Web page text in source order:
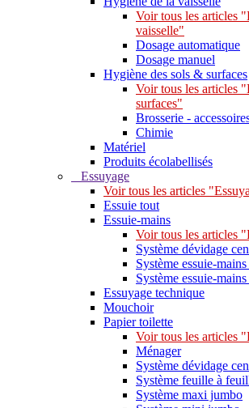
Voir tous les articles
vaisselle"
Dosage automatique
Dosage manuel
Hygiène des sols & surfaces
Voir tous les articles
surfaces"
Brosserie -
Chimie
Matériel
Produits écolabellisés
Essuyage
Voir tous les articles
Essuie tout
Essuie-mains
Voir tous les articles
Système dévidage
Système essuie-
Système essuie-
Essuyage technique
Mouchoir
Papier toilette
Voir tous les articles
Ménager
Système dévidage
Système feuille à
Système maxi jumbo